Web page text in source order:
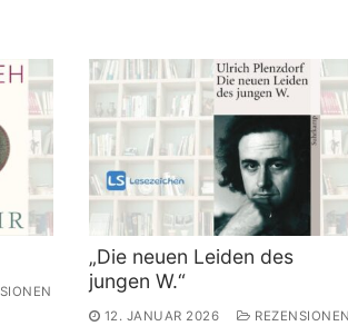
„Die neuen Leiden des
jungen W.“
12. JANUAR 2026